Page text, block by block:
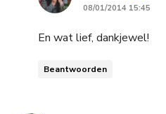
08/01/2014 15:45
En wat lief, dankjewel!
Beantwoorden